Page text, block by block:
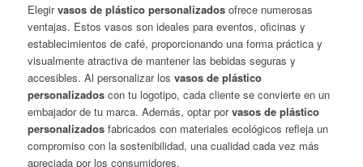
Elegirvasos de plástico personalizadosofrece numerosas
ventajas. Estos vasos son ideales para eventos, oficinas y
establecimientos de café, proporcionando una forma práctica y
visualmente atractiva de mantener las bebidas seguras y
accesibles. Al personalizar los vasos de plástico
personalizadoscon tu logotipo, cada cliente se convierte en un
embajador de tu marca. Además, optar porvasos de plástico
personalizadosfabricados con materiales ecológicos refleja un
compromiso con la sostenibilidad, una cualidad cada vez más
apreciada por los consumidores.